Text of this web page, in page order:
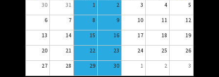
30 31 1 2 3 4 5
6 7 8 9 10 11 12
13 14 15 16 17 18 19
20 21 22 23 24 25 26
27 28 29 30 1 2 3